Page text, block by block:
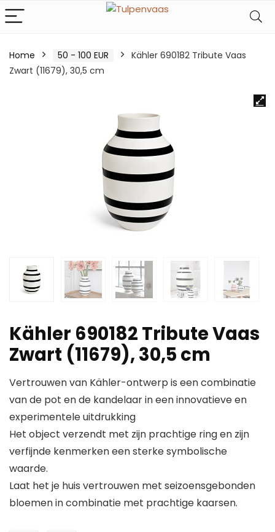
Home 50 - 100 EUR
Kähler 690182 Tribute Vaas
Zwart (11679), 30,5 cm
Kähler 690182 Tribute Vaas
Zwart (11679), 30,5 cm
Vertrouwen van Kähler-ontwerp is een combinatie
van de pot en de kandelaar in een innovatieve en
experimentele uitdrukking
Het object verzendt met zijn prachtige ring en zijn
verfijnde kenmerken een sterke symbolische
waarde.
Laat het je huis vertrouwen met seizoensgebonden
bloemen in combinatie met prachtige kaarsen.